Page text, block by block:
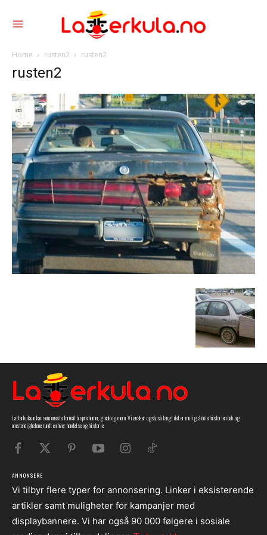
Home rusten2 rusten2
rusten2
Latterkula.no har som eneste formål å spre humor, glede og moro. Vi ønsker også, så langt det er mulig, å dele historien bak og
omstendighetene rundt en hver hendelse og historie.
ANNONSERE
Vi tilbyr flere typer for annonsering. Linker i eksisterende
artikler samt muligheter for kampanjer med
displaybannere. Vi har også 90 000 følgere i sosiale